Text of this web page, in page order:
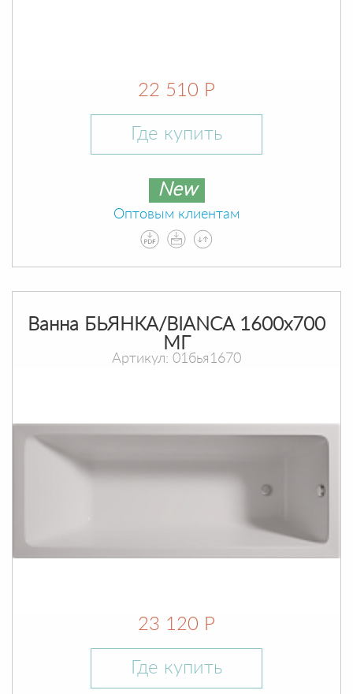
22 510 Р
Где купить
New
Оптовым клиентам
Ванна БЬЯНКА/BIANCA 1600х700
МГ
Артикул: 01бья1670
23 120 Р
Где купить